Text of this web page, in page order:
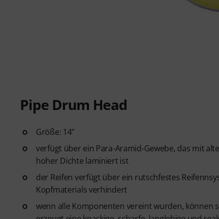
Pipe Drum Head
Größe: 14"
verfügt über ein Para-Aramid-Gewebe, das mit
hoher Dichte laminiert ist
der Reifen verfügt über ein rutschfestes
Kopfmaterials verhindert
wenn alle Komponenten vereint wurden, können